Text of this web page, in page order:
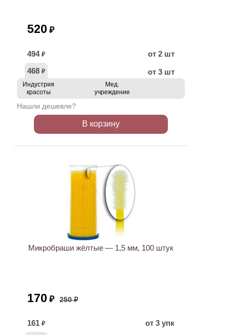
520 ₽
494 ₽
от 2 шт
468 ₽ от 3 шт
Индустрия
красоты
Мед.
учреждение
Нашли дешевле?
В корзину
Микробраши жёлтые — 1,5 мм, 100 штук
170 ₽ 250 ₽
161 ₽
от 3 упк